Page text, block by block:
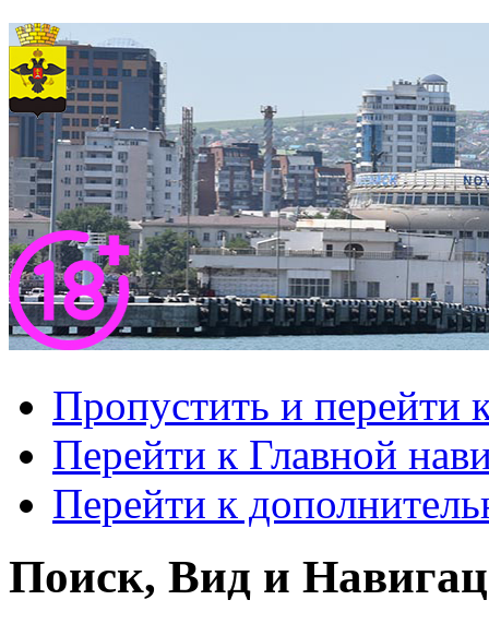
Пропустить и перейти
Перейти к Главной
Перейти к
Поиск, Вид и